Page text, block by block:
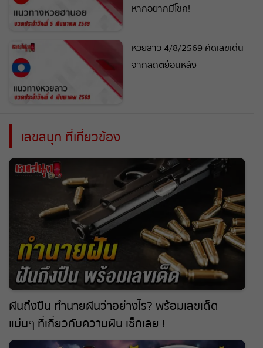
หากอยากมีโชค!
หวยลาว 4/8/2569 คัดเลขเด่น
จากสถิติย้อนหลัง
เลขสนุก ที่เกี่ยวข้อง
ฝันถึงปืน ทำนายฝันว่าอย่างไร? พร้อมเลขเด็ด
แม่นๆ ที่เกี่ยวกับความฝัน เช็กเลย !